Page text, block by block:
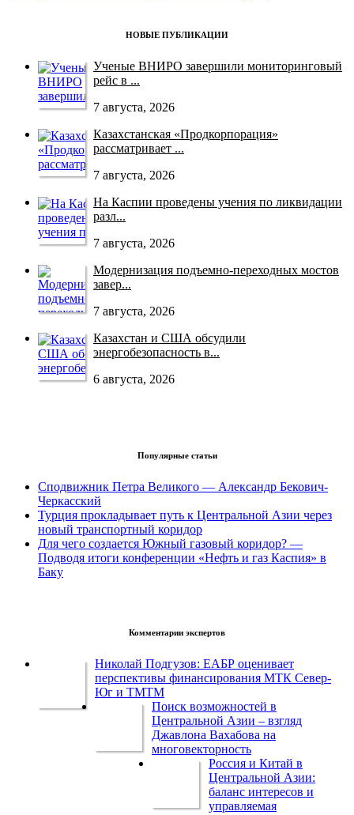
НОВЫЕ ПУБЛИКАЦИИ
Ученые ВНИРО завершили мониторинговый
рейс в ...
7 августа, 2026
Казахстанская «Продкорпорация»
рассматривает ...
7 августа, 2026
На Каспии проведены учения по ликвидации
разл...
7 августа, 2026
Модернизация подъемно-переходных мостов
завер...
7 августа, 2026
Казахстан и США обсудили
энергобезопасность в...
6 августа, 2026
Популярные статьи
Сподвижник Петра Великого — Александр Бекович-
Черкасский
Турция прокладывает путь к Центральной Азии через
новый транспортный коридор
Для чего создается Южный газовый коридор? —
Подводя итоги конференции «Нефть и газ Каспия» в
Баку
Комментарии экспертов
Николай Подгузов: ЕАБР оценивает
перспективы финансирования МТК Север-
Юг и ТМТМ
Поиск возможностей в
Центральной Азии – взгляд
Джавлона Вахабова на
многовекторность
Россия и Китай в
Центральной Азии:
баланс интересов и
управляемая